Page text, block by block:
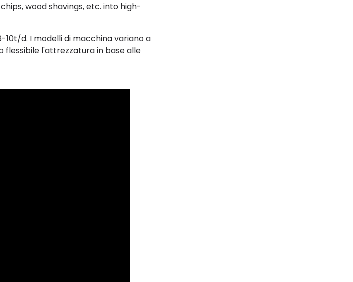
wood shavings, etc. into high-
d. I modelli di macchina variano a
flessibile l'attrezzatura in base alle